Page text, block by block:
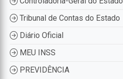
Tribunal de Contas do Estado
Diário Oficial
MEU INSS
PREVIDÊNCIA